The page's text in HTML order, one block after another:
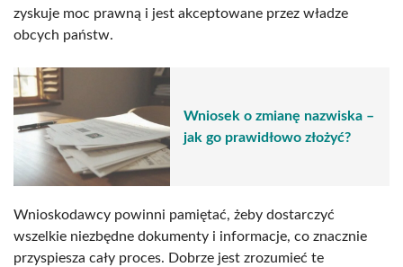
zyskuje moc prawną i jest akceptowane przez władze
obcych państw.
Wniosek o zmianę nazwiska –
jak go prawidłowo złożyć?
Wnioskodawcy powinni pamiętać, żeby dostarczyć
wszelkie niezbędne dokumenty i informacje, co znacznie
przyspiesza cały proces. Dobrze jest zrozumieć te